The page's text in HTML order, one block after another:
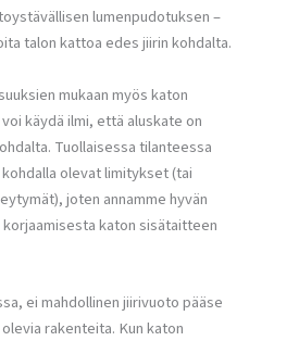
lumenpudotuksen –
talon kattoa edes jiirin kohdalta.
mukaan myös katon
käydä ilmi, että aluskate on
Tuollaisessa tilanteessa
olevat limitykset (tai
joten annamme hyvän
katon sisätaitteen
ei mahdollinen jiirivuoto pääse
rakenteita. Kun katon